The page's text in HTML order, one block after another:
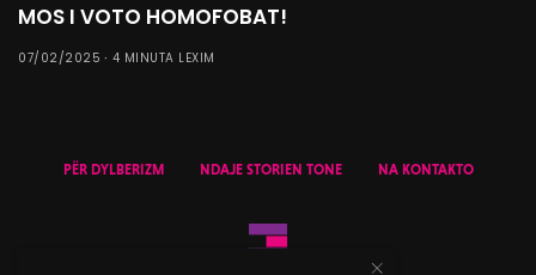
MOS I VOTO HOMOFOBAT!
07/02/2025 4 MINUTA LEXIM
PËR DYLBERIZM NDAJE STORIEN TONE NA KONTAKTO